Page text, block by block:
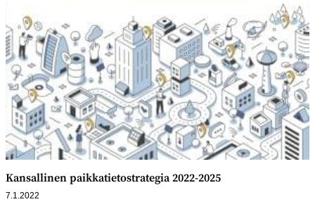
Kansallinen paikkatietostrategia 2022-2025
7.1.2022